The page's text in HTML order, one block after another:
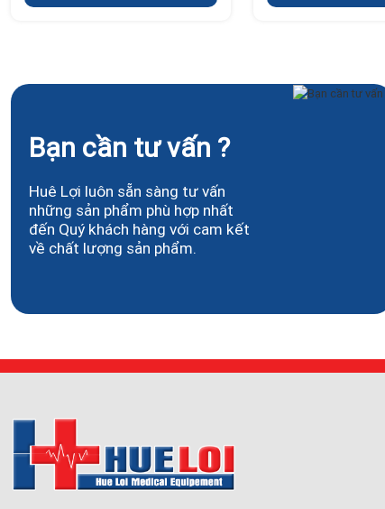
Bạn cần tư vấn ?
Huê Lợi luôn sẵn sàng tư vấn
những sản phẩm phù hợp nhất
đến Quý khách hàng với cam kết
về chất lượng sản phẩm.